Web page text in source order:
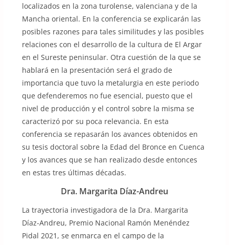
localizados en la zona turolense, valenciana y de la
Mancha oriental. En la conferencia se explicarán las
posibles razones para tales similitudes y las posibles
relaciones con el desarrollo de la cultura de El Argar
en el Sureste peninsular. Otra cuestión de la que se
hablará en la presentación será el grado de
importancia que tuvo la metalurgia en este periodo
que defenderemos no fue esencial, puesto que el
nivel de producción y el control sobre la misma se
caracterizó por su poca relevancia. En esta
conferencia se repasarán los avances obtenidos en
su tesis doctoral sobre la Edad del Bronce en Cuenca
y los avances que se han realizado desde entonces
en estas tres últimas décadas.
Dra. Margarita Díaz-Andreu
La trayectoria investigadora de la Dra. Margarita
Díaz-Andreu, Premio Nacional Ramón Menéndez
Pidal 2021, se enmarca en el campo de la